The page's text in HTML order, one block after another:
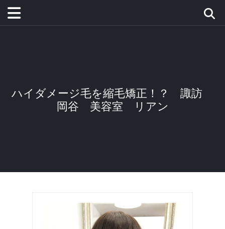
ハイダメージ毛を縮毛矯正！？ 諏訪
岡谷 美容室 リアン